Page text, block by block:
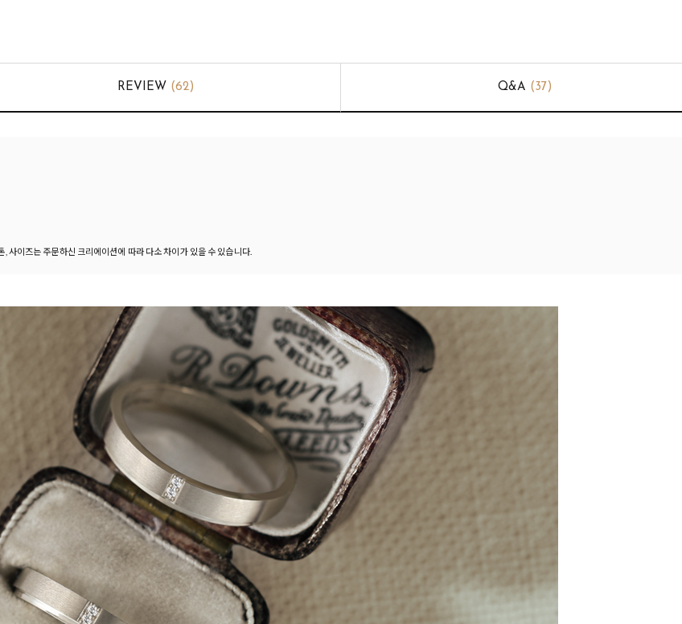
REVIEW (62) Q&A (37)
사이즈는 주문하신 크리에이션에 따라 다소 차이가 있을 수 있습니다.